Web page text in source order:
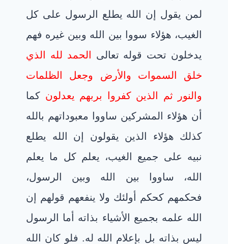
لمن يقول إن الله يطلع الرسول على كل
الغيب، هؤلاء سووا بين الله وبين غيره فهم
يدخلون تحت قوله تعالى
الحمد لله الذي
خلق السموات والأرض وجعل الظلمات
والنور ثم الذين كفروا بربهم يعدلون كما
أن هؤلاء المشركين ساووا معبوداتهم بالله
كذلك هؤلاء الذين يقولون إن الله يطلع
نبيه على جميع الغيب، يعلم كل ما يعلم
الله، ساووا بين الله وبين الرسول،
فحكمهم كحكم أولئك ولا ينفعهم قولهم إن
الله علمه بجميع الأشياء بذاته أما الرسول
ليس بذاته بل بإعلام الله له. فلو كان الله